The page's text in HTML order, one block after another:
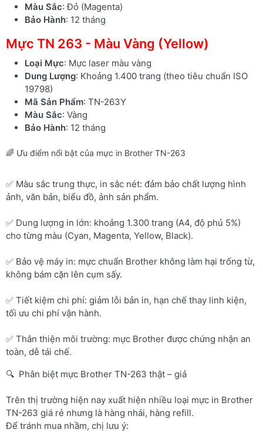
Màu Sắc: Đỏ (Magenta)
Bảo Hành: 12 tháng
Mực TN 263 - Màu Vàng (Yellow)
Loại Mực: Mực laser màu vàng
Dung Lượng: Khoảng 1.400 trang (theo tiêu chuẩn ISO
19798)
Mã Sản Phẩm: TN-263Y
Màu Sắc: Vàng
Bảo Hành: 12 tháng
🌈 Ưu điểm nổi bật của mực in Brother TN-263
✅ Màu sắc trung thực, in sắc nét: đảm bảo chất lượng hình
ảnh, văn bản, biểu đồ, ảnh sản phẩm.
✅ Dung lượng in lớn: khoảng 1.300 trang (A4, độ phủ 5%)
cho từng màu (Cyan, Magenta, Yellow, Black).
✅ Bảo vệ máy in: mực chuẩn Brother không làm hại trống từ,
không bám cặn lên cụm sấy.
✅ Tiết kiệm chi phí: giảm lỗi bản in, hạn chế thay linh kiện,
tối ưu chi phí vận hành.
✅ Thân thiện môi trường: mực Brother được chứng nhận an
toàn, dễ tái chế.
🔍 Phân biệt mực Brother TN-263 thật – giả
Trên thị trường hiện nay xuất hiện nhiều loại mực in Brother
TN-263 giá rẻ nhưng là hàng nhái, hàng refill.
Để tránh mua nhầm, chị lưu ý: